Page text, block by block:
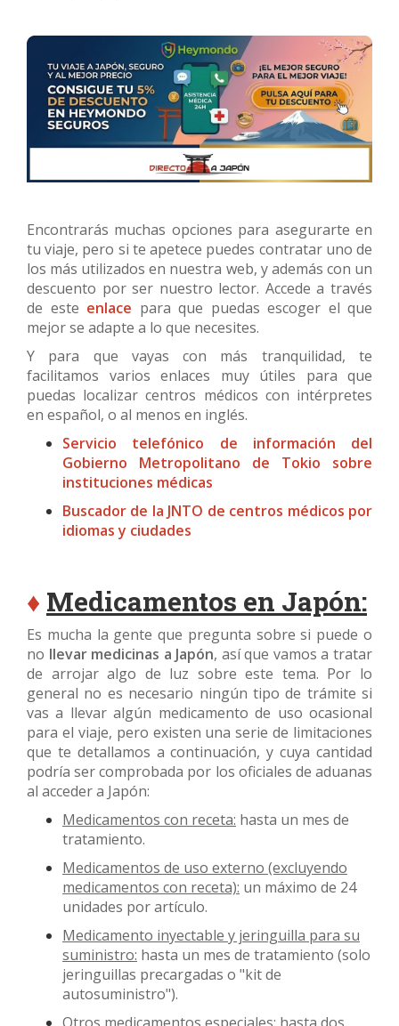
Encontrarás muchas opciones para asegurarte en
tu viaje, pero si te apetece puedes contratar uno de
los más utilizados en nuestra web, y además con un
descuento por ser nuestro lector. Accede a través
de este enlace para que puedas escoger el que
mejor se adapte a lo que necesites.
Y para que vayas con más tranquilidad, te
facilitamos varios enlaces muy útiles para que
puedas localizar centros médicos con intérpretes
en español, o al menos en inglés.
Servicio telefónico de información del
Gobierno Metropolitano de Tokio sobre
instituciones médicas
Buscador de la JNTO de centros médicos por
idiomas y ciudades
♦ Medicamentos en Japón:
Es mucha la gente que pregunta sobre si puede o
no llevar medicinas a Japón, así que vamos a tratar
de arrojar algo de luz sobre este tema. Por lo
general no es necesario ningún tipo de trámite si
vas a llevar algún medicamento de uso ocasional
para el viaje, pero existen una serie de limitaciones
que te detallamos a continuación, y cuya cantidad
podría ser comprobada por los oficiales de aduanas
al acceder a Japón:
Medicamentos con receta: hasta un mes de
tratamiento.
Medicamentos de uso externo (excluyendo
medicamentos con receta): un máximo de 24
unidades por artículo.
Medicamento inyectable y jeringuilla para su
suministro: hasta un mes de tratamiento (solo
jeringuillas precargadas o "kit de
autosuministro").